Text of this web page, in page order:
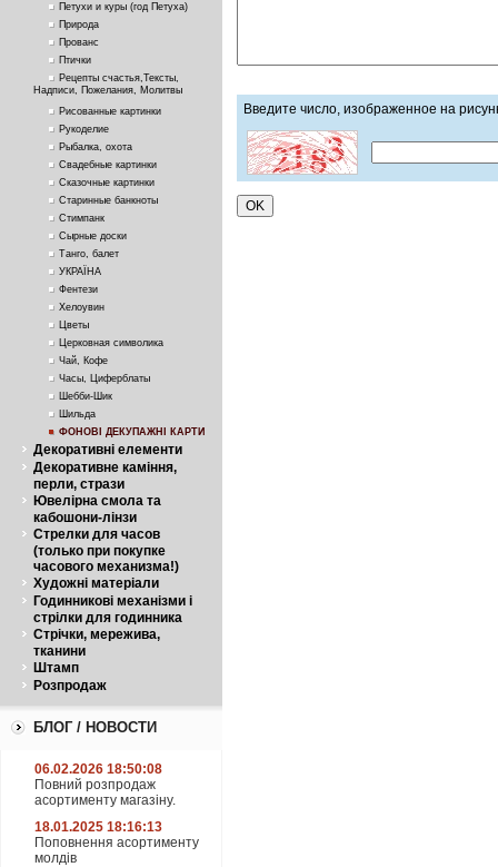
Петухи и куры (год Петуха)
Природа
Прованс
Птички
Рецепты счастья,Тексты,
Надписи, Пожелания, Молитвы
Рисованные картинки
Рукоделие
Рыбалка, охота
Свадебные картинки
Сказочные картинки
Старинные банкноты
Стимпанк
Сырные доски
Танго, балет
УКРАЇНА
Фентези
Хелоувин
Цветы
Церковная символика
Чай, Кофе
Часы, Циферблаты
Шебби-Шик
Шильда
ФОНОВІ ДЕКУПАЖНІ КАРТИ
Декоративні елементи
Декоративне каміння,
перли, стрази
Ювелірна смола та
кабошони-лінзи
Стрелки для часов
(только при покупке
часового механизма!)
Художні матеріали
Годинникові механізми і
стрілки для годинника
Стрічки, мережива,
тканини
Штамп
Розпродаж
БЛОГ / НОВОСТИ
06.02.2026 18:50:08
Повний розпродаж
асортименту магазіну.
18.01.2025 18:16:13
Поповнення асортименту
молдів
Введите число, изображенное на